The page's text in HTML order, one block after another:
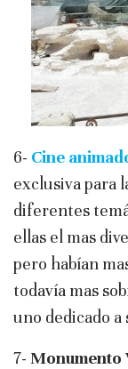
6- Cine
exclusiva para
diferentes
ellas el mas
pero habían
todavía mas
uno dedicado
7- Monumento